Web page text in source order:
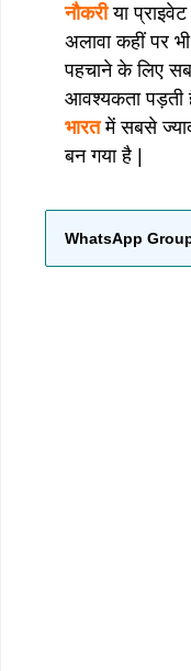
नौकरीया
अलावा कहीं पर भी
पहचाने के लिए
आवश्यकता पड़ती
भारतमें सबसे
बन गया है |
WhatsApp